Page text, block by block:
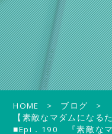
HOME
ブログ
【素敵なマダムになる
■Epi．190 『素敵な